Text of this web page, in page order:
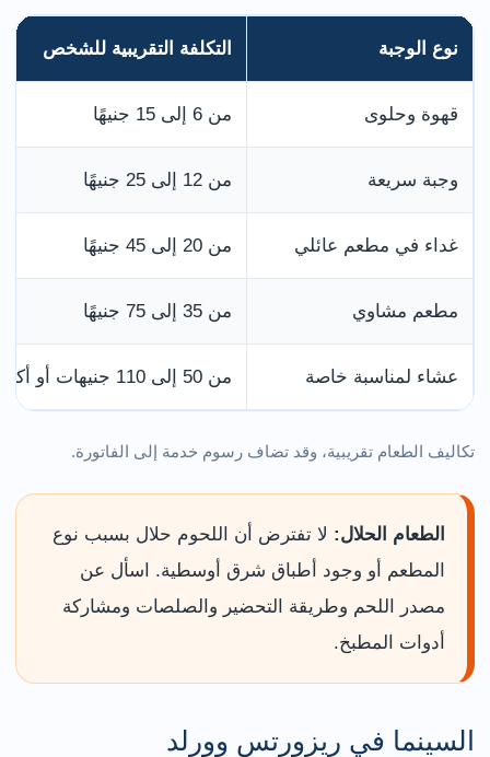
نوع الوجبة التكلفة التقريبية للشخص
قهوة وحلوى من 6 إلى 15 جنيهًا
وجبة سريعة من 12 إلى 25 جنيهًا
غداء في مطعم عائلي من 20 إلى 45 جنيهًا
مطعم مشاوي من 35 إلى 75 جنيهًا
عشاء لمناسبة خاصة من 50 إلى 110 جنيهات أو أكثر
تكاليف الطعام تقريبية، وقد تضاف رسوم خدمة إلى الفاتورة.
الطعام الحلال: لا تفترض أن اللحوم حلال بسبب نوع
المطعم أو وجود أطباق شرق أوسطية. اسأل عن
مصدر اللحم وطريقة التحضير والصلصات ومشاركة
أدوات المطبخ.
السينما في ريزورتس وورلد